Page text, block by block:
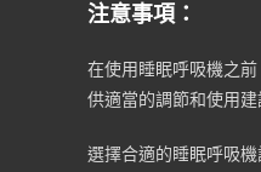
注意事項：
在使用睡眠呼吸機之
供適當的調節和使用建
選擇合適的睡眠呼吸